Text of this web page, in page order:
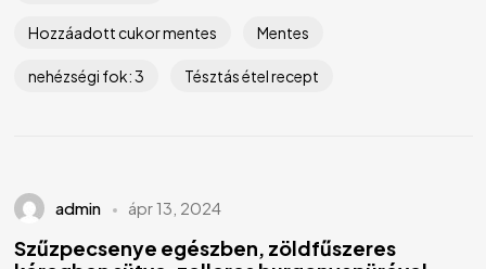
Hozzáadott cukor mentes Mentes
nehézségi fok: 3 Tésztás étel recept
admin ápr 13, 2024
Szűzpecsenye egészben, zöldfűszeres